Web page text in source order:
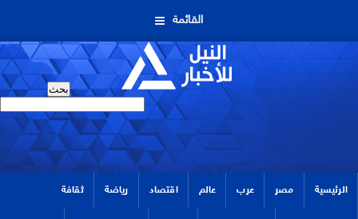
القائمة
الرئيسية مصر عرب عالم اقتصاد رياضة ثقافة